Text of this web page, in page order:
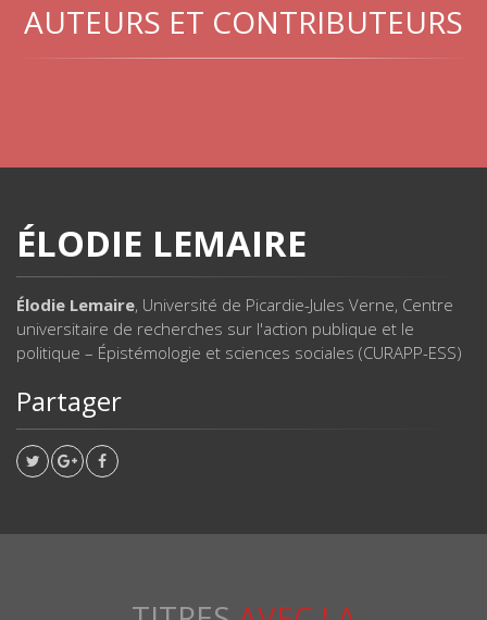
AUTEURS ET CONTRIBUTEURS
ÉLODIE LEMAIRE
Élodie Lemaire, Université de Picardie-Jules Verne, Centre
universitaire de recherches sur l'action publique et le
politique – Épistémologie et sciences sociales (CURAPP-ESS)
Partager